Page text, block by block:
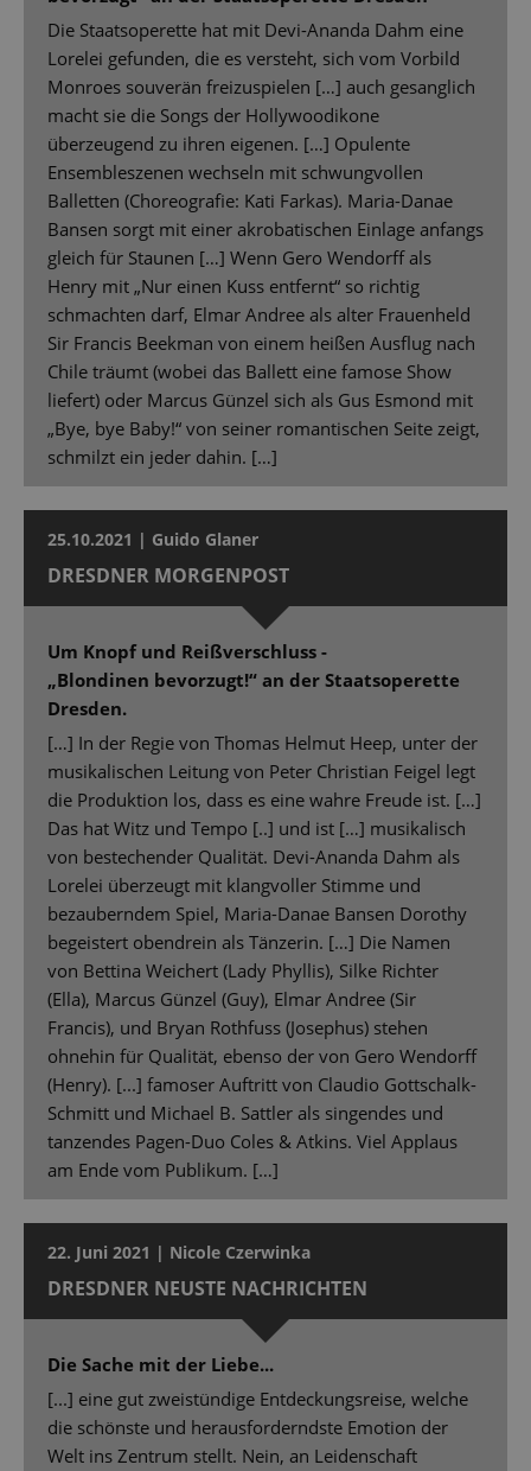
Die Staatsoperette hat mit Devi-Ananda Dahm eine
Lorelei gefunden, die es versteht, sich vom Vorbild
Monroes souverän freizuspielen […] auch gesanglich
macht sie die Songs der Hollywoodikone
überzeugend zu ihren eigenen. […] Opulente
Ensembleszenen wechseln mit schwungvollen
Balletten (Choreografie: Kati Farkas). Maria-Danae
Bansen sorgt mit einer akrobatischen Einlage anfangs
gleich für Staunen […] Wenn Gero Wendorff als
Henry mit „Nur einen Kuss entfernt“ so richtig
schmachten darf, Elmar Andree als alter Frauenheld
Sir Francis Beekman von einem heißen Ausflug nach
Chile träumt (wobei das Ballett eine famose Show
liefert) oder Marcus Günzel sich als Gus Esmond mit
„Bye, bye Baby!“ von seiner romantischen Seite zeigt,
schmilzt ein jeder dahin. […]
25.10.2021 | Guido Glaner
DRESDNER MORGENPOST
Um Knopf und Reißverschluss -
„Blondinen bevorzugt!“ an der Staatsoperette
Dresden.
[…] In der Regie von Thomas Helmut Heep, unter der
musikalischen Leitung von Peter Christian Feigel legt
die Produktion los, dass es eine wahre Freude ist. […]
Das hat Witz und Tempo [..] und ist […] musikalisch
von bestechender Qualität. Devi-Ananda Dahm als
Lorelei überzeugt mit klangvoller Stimme und
bezauberndem Spiel, Maria-Danae Bansen Dorothy
begeistert obendrein als Tänzerin. […] Die Namen
von Bettina Weichert (Lady Phyllis), Silke Richter
(Ella), Marcus Günzel (Guy), Elmar Andree (Sir
Francis), und Bryan Rothfuss (Josephus) stehen
ohnehin für Qualität, ebenso der von Gero Wendorff
(Henry). [...] famoser Auftritt von Claudio Gottschalk-
Schmitt und Michael B. Sattler als singendes und
tanzendes Pagen-Duo Coles & Atkins. Viel Applaus
am Ende vom Publikum. […]
22. Juni 2021 | Nicole Czerwinka
DRESDNER NEUSTE NACHRICHTEN
Die Sache mit der Liebe...
[...] eine gut zweistündige Entdeckungsreise, welche
die schönste und herausforderndste Emotion der
Welt ins Zentrum stellt. Nein, an Leidenschaft